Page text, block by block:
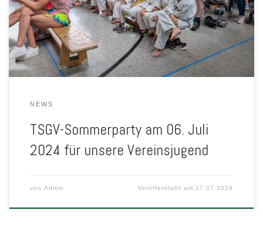
Prognose behielt Recht und pünktlich zum Start um 14 Uhr ging
ein kräftiger Regenschauer über Albershausen nieder. Nach einer
kurzen Begrüßung starteten die Zumba-Gruppen unter der […]
NEWS
TSGV-Sommerparty am 06. Juli
2024 für unsere Vereinsjugend
von Admin Veröffentlicht am 17.07.2024